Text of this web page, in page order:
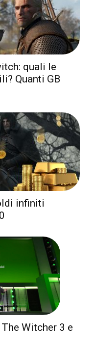
quali le
Quanti GB
infiniti
Witcher 3 e